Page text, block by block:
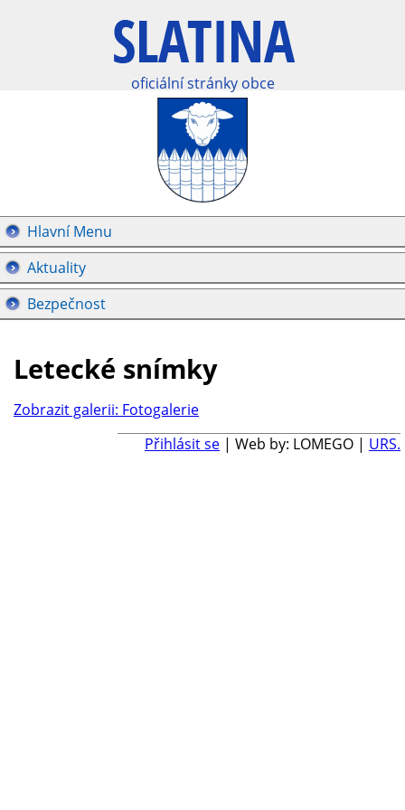
oficiální stránky obce
Hlavní Menu
Aktuality
Bezpečnost
Letecké snímky
Zobrazit galerii: Fotogalerie
Přihlásit se | Web by: LOMEGO | URS.